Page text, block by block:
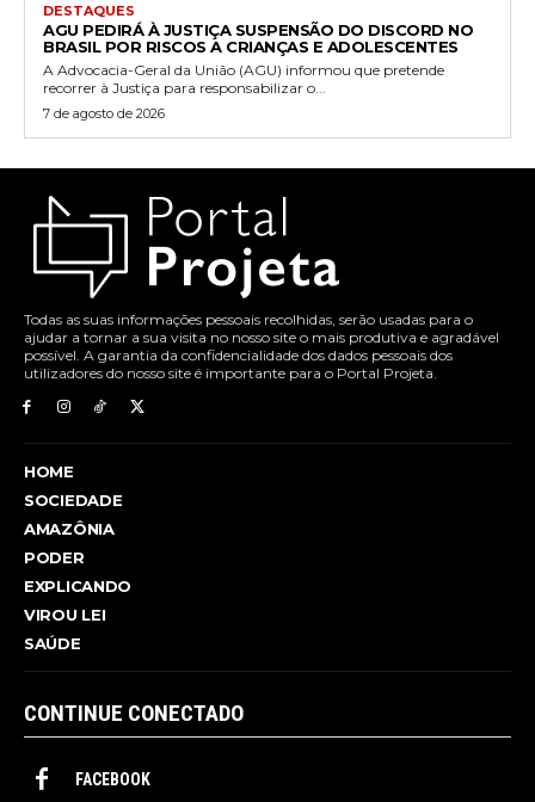
DESTAQUES
AGU PEDIRÁ À JUSTIÇA SUSPENSÃO DO DISCORD NO
BRASIL POR RISCOS A CRIANÇAS E ADOLESCENTES
A Advocacia-Geral da União (AGU) informou que pretende
recorrer à Justiça para responsabilizar o...
7 de agosto de 2026
Todas as suas informações pessoais recolhidas, serão usadas para o
ajudar a tornar a sua visita no nosso site o mais produtiva e agradável
possível. A garantia da confidencialidade dos dados pessoais dos
utilizadores do nosso site é importante para o Portal Projeta.
HOME
SOCIEDADE
AMAZÔNIA
PODER
EXPLICANDO
VIROU LEI
SAÚDE
CONTINUE CONECTADO
FACEBOOK